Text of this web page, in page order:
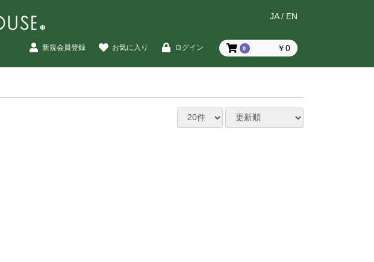
JA/ EN
新規会員登録 お気に入り ログイン 0 ￥0